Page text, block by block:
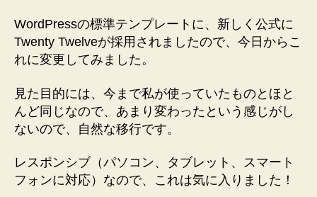
の
テ
ン
プ
ー
ト
を
Twelve
に
変
WordPressの標準テンプレートに、新しく公式に
Twenty Twelveが採用されましたので、今日からこ
れに変更してみました。
見た目的には、今まで私が使っていたものとほと
んど同じなので、あまり変わったという感じがし
ないので、自然な移行です。
レスポンシブ（パソコン、タブレット、スマート
フォンに対応）なので、これは気に入りました！